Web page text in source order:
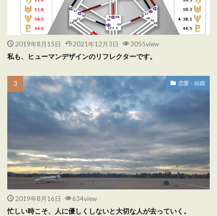
2019年8月15日 2021年12月3日 3055view
私も、ヒューマンデザインのリフレクターです。
恋愛・結婚
2019年8月16日 634view
忙しい時こそ、人に優しくしないと大切な人が去っていく。